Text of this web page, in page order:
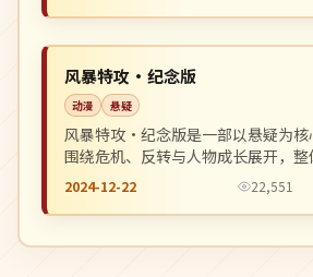
日本
风暴特攻·纪念版
动漫 悬疑
风暴特攻·纪念版是一部以悬疑为核
围绕危机、反转与人物成长展开，
得推荐观看。
2024-12-22 22,551